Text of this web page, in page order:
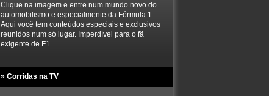
Clique na imagem e entre num mundo novo do
automobilismo e especialmente da Fórmula 1.
Aqui você tem conteúdos especiais e exclusivos
reunidos num só lugar. Imperdível para o fã
exigente de F1
» Corridas na TV